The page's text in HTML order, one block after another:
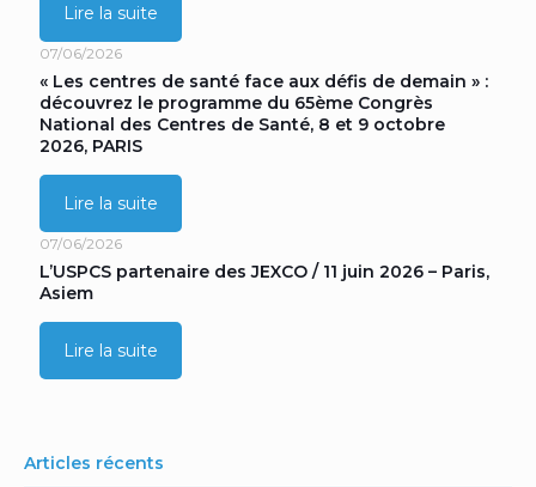
Lire la suite
07/06/2026
« Les centres de santé face aux défis de demain » :
découvrez le programme du 65ème Congrès
National des Centres de Santé, 8 et 9 octobre
2026, PARIS
Lire la suite
07/06/2026
L’USPCS partenaire des JEXCO / 11 juin 2026 – Paris,
Asiem
Lire la suite
Articles récents